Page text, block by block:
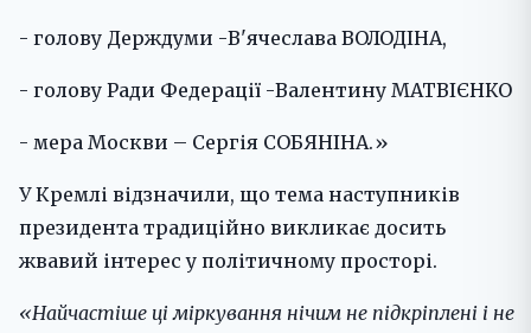
- голову Держдуми -В'ячеслава ВОЛОДІНА,
- голову Ради Федерації -Валентину МАТВІЄНКО
- мера Москви – Сергія СОБЯНІНА.»
У Кремлі відзначили, що тема наступників
президента традиційно викликає досить
жвавий інтерес у політичному просторі.
«Найчастіше ці міркування нічим не підкріплені і не